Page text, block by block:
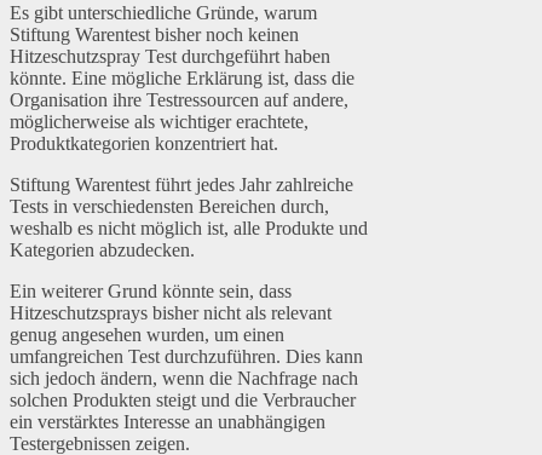
Es gibt unterschiedliche Gründe, warum
Stiftung Warentest bisher noch keinen
Hitzeschutzspray Test durchgeführt haben
könnte. Eine mögliche Erklärung ist, dass die
Organisation ihre Testressourcen auf andere,
möglicherweise als wichtiger erachtete,
Produktkategorien konzentriert hat.
Stiftung Warentest führt jedes Jahr zahlreiche
Tests in verschiedensten Bereichen durch,
weshalb es nicht möglich ist, alle Produkte und
Kategorien abzudecken.
Ein weiterer Grund könnte sein, dass
Hitzeschutzsprays bisher nicht als relevant
genug angesehen wurden, um einen
umfangreichen Test durchzuführen. Dies kann
sich jedoch ändern, wenn die Nachfrage nach
solchen Produkten steigt und die Verbraucher
ein verstärktes Interesse an unabhängigen
Testergebnissen zeigen.